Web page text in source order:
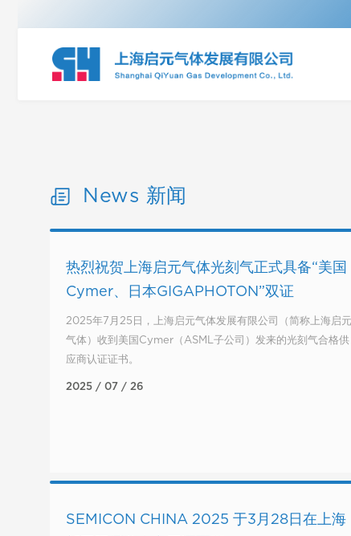
News 新闻
热烈祝贺上海启元气体光刻气正式具备“美国
Cymer、日本GIGAPHOTON”双证
2025年7月25日，上海启元气体发展有限公司（简称上海启元
气体）收到美国Cymer（ASML子公司）发来的光刻气合格供
应商认证证书。
2025 / 07 / 26
SEMICON CHINA 2025 于3月28日在上海